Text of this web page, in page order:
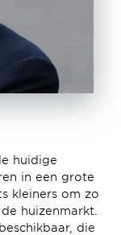
huidige
in een grote
kleiners om zo
huizenmarkt.
die